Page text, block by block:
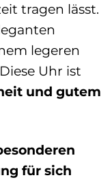
tragen lässt.
legeren
Uhr ist
und gutem
für sich